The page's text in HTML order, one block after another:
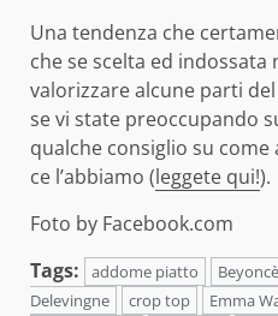
Una tendenza che
che se scelta ed
valorizzare alcune parti
se vi state preoccupando
qualche consiglio su
ce l’abbiamo (leggete qui!).
Foto by Facebook.com
Tags:
addome piatto Beyoncè
Delevingne
crop top Emma